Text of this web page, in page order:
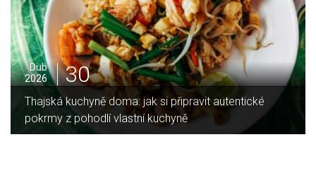
autentické
Led
2026
16
Jaký je rozdíl mezi indukční a
deskou?